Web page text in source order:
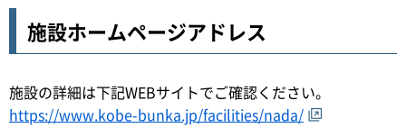
施設ホームページアドレス
施設の詳細は下記WEBサイトでご確認ください。
https://www.kobe-bunka.jp/facilities/nada/